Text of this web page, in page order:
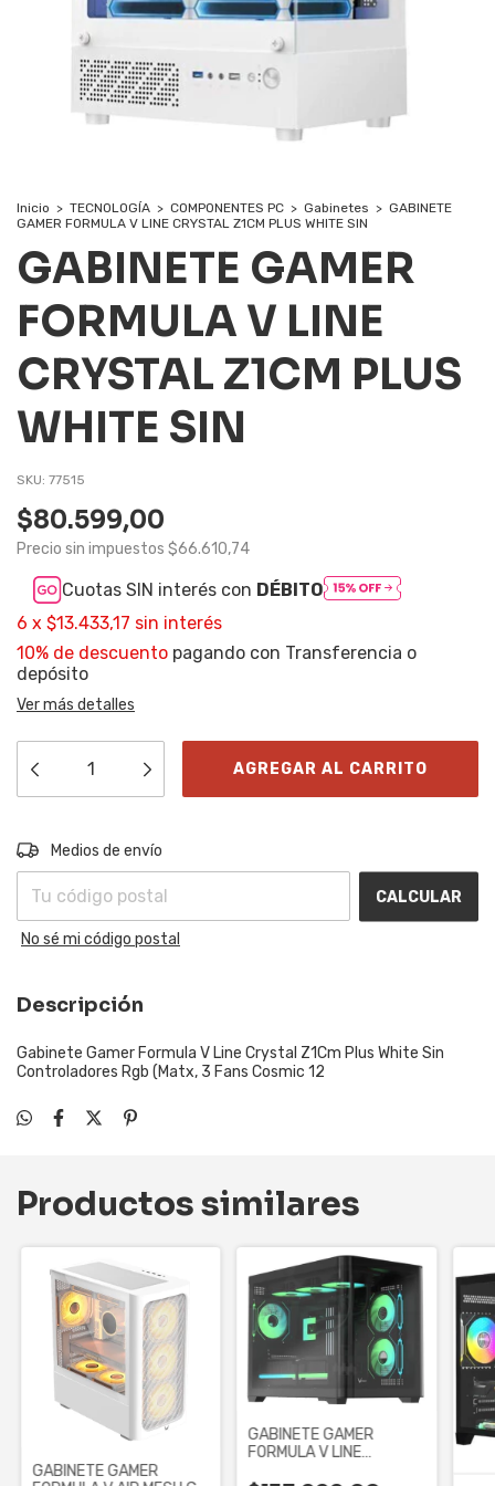
Inicio > TECNOLOGÍA > COMPONENTES PC > Gabinetes > GABINETE
GAMER FORMULA V LINE CRYSTAL Z1CM PLUS WHITE SIN
GABINETE GAMER
FORMULA V LINE
CRYSTAL Z1CM PLUS
WHITE SIN
SKU: 77515
$80.599,00
Precio sin impuestos $66.610,74
Cuotas SIN interés con DÉBITO
6 x $13.433,17 sin interés
10% de descuento pagando con Transferencia o
depósito
Ver más detalles
Entregas para el CP:
Medios de envío
CALCULAR
No sé mi código postal
Descripción
Gabinete Gamer Formula V Line Crystal Z1Cm Plus White Sin
Controladores Rgb (Matx, 3 Fans Cosmic 12
Productos similares
GABINETE GAMER
GABINETE GAMER
FORMULA V LINE